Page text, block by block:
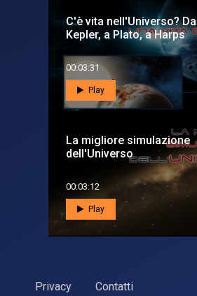
C'è vita nell'Universo? Da
Kepler, a Plato, a Harps
00:03:31
Play
La migliore simulazione
dell'Universo
00:03:12
Play
Privacy Contatti